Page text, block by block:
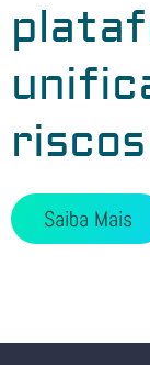
Saiba Mais